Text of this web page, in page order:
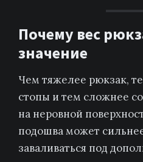
Почему вес
значение
Чем тяжелее рюкзак,
стопы и тем сложнее
на неровной
подошва может
заваливаться под